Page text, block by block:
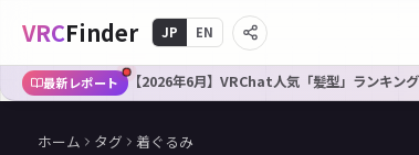
VRCFinder JP EN
最新レポート 【2026年6月】VRChat人気「髪型」ランキン
ホーム タグ 着ぐるみ